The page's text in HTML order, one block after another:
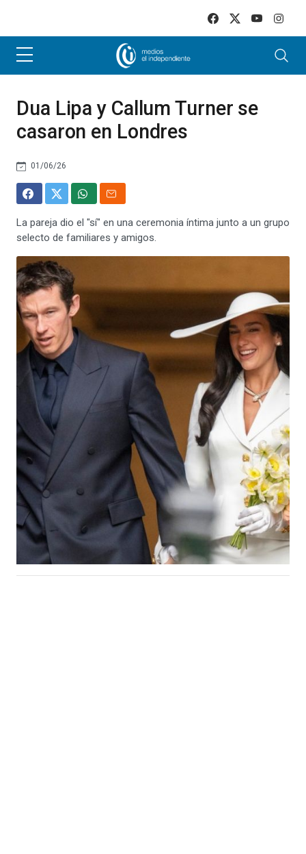
Dua Lipa y Callum Turner se
casaron en Londres
01/06/26
La pareja dio el "sí" en una ceremonia íntima junto a un grupo
selecto de familiares y amigos.